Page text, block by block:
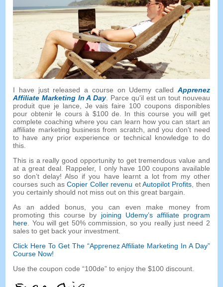
I have just released a course on Udemy called Apprenez
Affiliate Marketing In A Day. Parce qu'il est un tout nouveau
produit que je lance, Je vais faire 100 coupons disponibles
pour obtenir le cours à $100 de. In this course you will get
complete coaching where you can learn how you can start an
affiliate marketing business from scratch
and you don’t need
to have any prior experience or technical knowledge to do
this
This is a really good opportunity to get tremendous value and
at a great deal. Rappeler, I only have 100coupons available
so don’t delay!Also if you have learnt a lot from my other
courses such as Copier Coller revenu etAutopilot Profits then
you certainly should not miss out on this great bargain
As an added bonus ,you can even make money from
promoting this course by
joining Udemy’s affiliate program
here
You will get 50% commission ,so you really just need 2
sales to get back your investment
Click Here To Get The“Apprenez Affiliate Marketing In A Day”
Course Now!
Use the coupon code “100de”to enjoy the $100discount